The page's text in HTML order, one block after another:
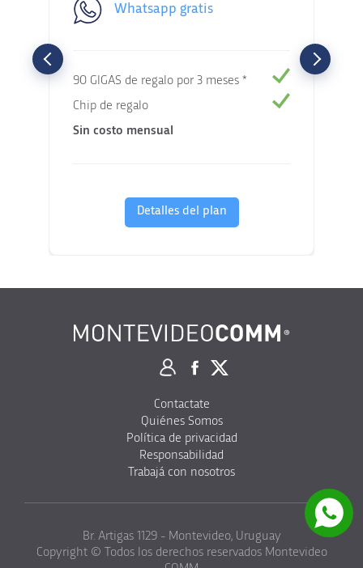
Whatsapp gratis
90 GIGAS de regalo por 3 meses *
Chip de regalo
Sin costo mensual
Detalles del plan
Contactate
Quiénes Somos
Política de privacidad
Responsabilidad
Trabajá con nosotros
Br. Artigas 1129 - Montevideo, Uruguay
Copyright © Todos los derechos reservados Montevideo